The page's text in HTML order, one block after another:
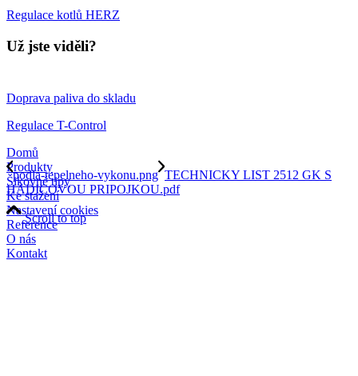
Regulace kotlů HERZ
Už jste viděli?
Doprava paliva do skladu
Regulace T-Control
Domů
Produkty
Šikovné tipy
Ke stažení
Nastavení cookies
Reference
O nás
Kontakt
podla-tepelneho-vykonu.png TECHNICKY LIST 2512 GK S
HADICOVOU PRIPOJKOU.pdf
Scroll to top